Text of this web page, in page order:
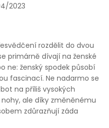
2023
rozdělit do dvou
primárně dívají na ženské
ne: ženský spodek působí
fascinací. Ne nadarmo se
na příliš vysokých
ale díky změněnému
zdůrazňují záda